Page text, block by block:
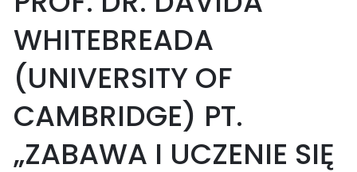
WHITEBREADA
(UNIVERSITY OF
CAMBRIDGE) PT.
„ZABAWA I UCZENIE SIĘ